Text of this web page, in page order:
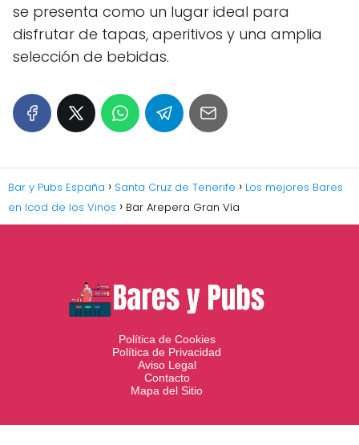
se presenta como un lugar ideal para
disfrutar de tapas, aperitivos y una amplia
selección de bebidas.
Bar y Pubs España Santa Cruz de Tenerife
Los mejores Bares
en Icod de los Vinos
Bar Arepera Gran Vía
Política de Cookies
Política de Privacidad
Aviso Legal
Contacto
Mapa del Sitio